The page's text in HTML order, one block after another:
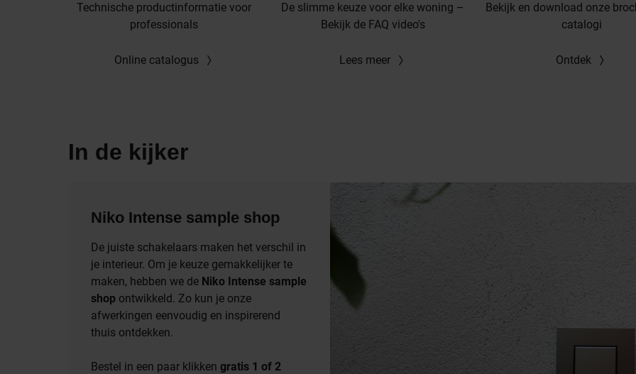
Technische productinformatie voor
professionals
Online catalogus
De slimme keuze voor elke woning –
Bekijk de FAQ video's
Lees meer
Bekijk en download onze
catalogi
Ontdek
In de kijker
Niko Intense sample shop
De juiste schakelaars maken het verschil in
je interieur. Om je keuze gemakkelijker te
maken, hebben we de Niko Intense sample
shop ontwikkeld. Zo kun je onze
afwerkingen eenvoudig en inspirerend
thuis ontdekken.
Bestel in een paar klikken gratis 1 of 2